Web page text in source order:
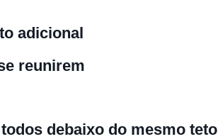
adicional
reunirem
debaixo do mesmo teto